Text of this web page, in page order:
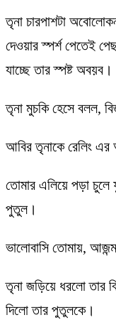
তৃনা চারপাশটা
দেওয়ার স্পর্শ পেতেই
যাচ্ছে তার স্পষ্ট অবয়ব।
তৃনা মুচকি হেসে বলল,
আবির তৃনাকে রেলিং
তোমার এলিয়ে পড়া চুলে
পুতুল।
ভালোবাসি তোমায়,
তৃনা জড়িয়ে ধরলো তার
দিলো তার পুতুলকে।